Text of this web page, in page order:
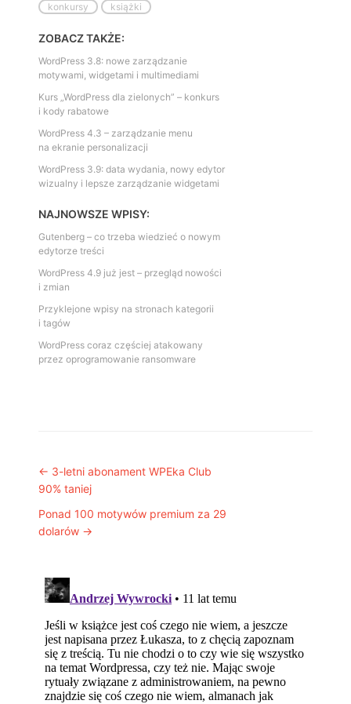
konkursy książki
ZOBACZ TAKŻE:
WordPress 3.8: nowe zarządzanie
motywami, widgetami i multimediami
Kurs „WordPress dla zielonych” – konkurs
i kody rabatowe
WordPress 4.3 – zarządzanie menu
na ekranie personalizacji
WordPress 3.9: data wydania, nowy edytor
wizualny i lepsze zarządzanie widgetami
NAJNOWSZE WPISY:
Gutenberg – co trzeba wiedzieć o nowym
edytorze treści
WordPress 4.9 już jest – przegląd nowości
i zmian
Przyklejone wpisy na stronach kategorii
i tagów
WordPress coraz częściej atakowany
przez oprogramowanie ransomware
Post navigation
← 3-letni abonament WPEka Club
90% taniej
Ponad 100 motywów premium za 29
dolarów →